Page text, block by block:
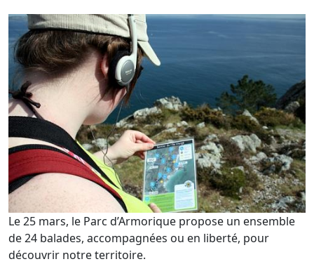
Le 25 mars, le Parc d’Armorique propose un ensemble
de 24 balades, accompagnées ou en liberté, pour
découvrir notre territoire.